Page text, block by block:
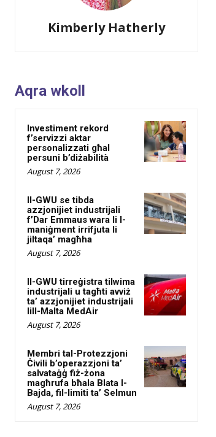
Kimberly Hatherly
Aqra wkoll
Investiment rekord
f’servizzi aktar
personalizzati għal
persuni b’diżabilità
August 7, 2026
Il-GWU se tibda
azzjonijiet industrijali
f’Dar Emmaus wara li l-
maniġment irrifjuta li
jiltaqa’ magħha
August 7, 2026
Il-GWU tirreġistra tilwima
industrijali u tagħti avviż
ta’ azzjonijiet industrijali
lill-Malta MedAir
August 7, 2026
Membri tal-Protezzjoni
Ċivili b’operazzjoni ta’
salvataġġ fiż-żona
magħrufa bħala Blata l-
Bajda, fil-limiti ta’ Selmun
August 7, 2026